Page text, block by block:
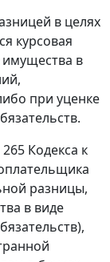
в целях
курсовая
в
при уценке
Кодекса к
разницы,
в виде